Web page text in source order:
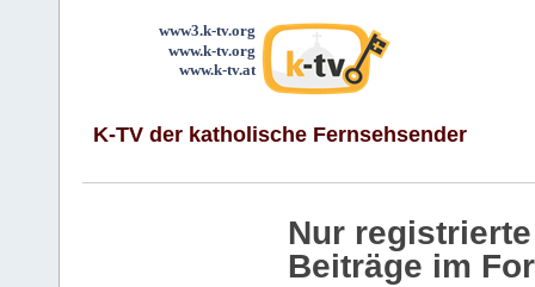
www3.k-tv.org
www.k-tv.org
www.k-tv.at
K-TV der katholische Fernsehsender
Nur
Beiträge im